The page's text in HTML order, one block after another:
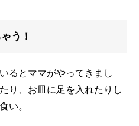
う！
るとママがやってきまし
り、お皿に足を入れたりし
い。